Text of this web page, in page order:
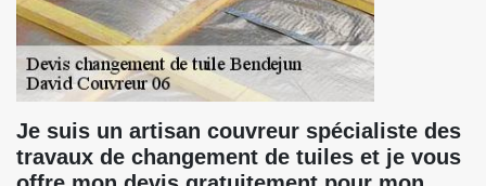
Je suis un artisan couvreur spécialiste des
travaux de changement de tuiles et je vous